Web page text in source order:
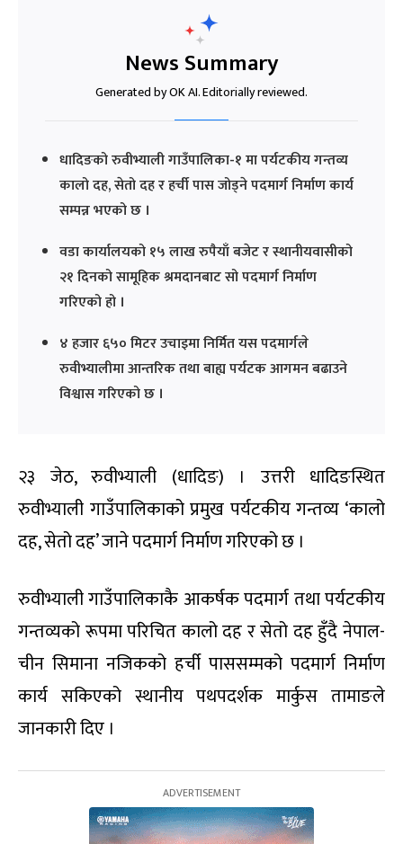
News Summary
Generated by OK AI. Editorially reviewed.
धादिङको रुवीभ्याली गाउँपालिका-१ मा पर्यटकीय गन्तव्य
कालो दह, सेतो दह र हर्ची पास जोड्ने पदमार्ग निर्माण कार्य
सम्पन्न भएको छ ।
वडा कार्यालयको १५ लाख रुपैयाँ बजेट र स्थानीयवासीको
२१ दिनको सामूहिक श्रमदानबाट सो पदमार्ग निर्माण
गरिएको हो ।
४ हजार ६५० मिटर उचाइमा निर्मित यस पदमार्गले
रुवीभ्यालीमा आन्तरिक तथा बाह्य पर्यटक आगमन बढाउने
विश्वास गरिएको छ ।
२३ जेठ, रुवीभ्याली (धादिङ) । उत्तरी धादिङस्थित
रुवीभ्याली गाउँपालिकाको प्रमुख पर्यटकीय गन्तव्य ‘कालो
दह, सेतो दह’ जाने पदमार्ग निर्माण गरिएको छ ।
रुवीभ्याली गाउँपालिकाकै आकर्षक पदमार्ग तथा पर्यटकीय
गन्तव्यको रूपमा परिचित कालो दह र सेतो दह हुँदै नेपाल-
चीन सिमाना नजिकको हर्ची पाससम्मको पदमार्ग निर्माण
कार्य सकिएको स्थानीय पथपदर्शक मार्कुस तामाङले
जानकारी दिए ।